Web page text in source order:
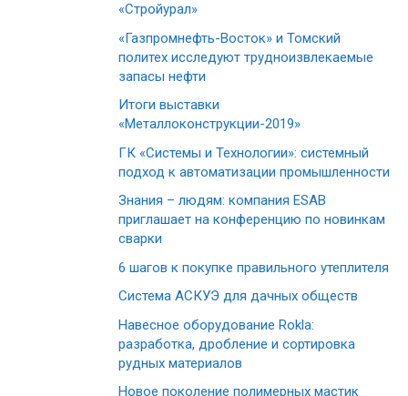
«Стройурал»
«Газпромнефть-Восток» и Томский
политех исследуют трудноизвлекаемые
запасы нефти
Итоги выставки
«Металлоконструкции-2019»
ГК «Системы и Технологии»: системный
подход к автоматизации промышленности
Знания – людям: компания ESAB
приглашает на конференцию по новинкам
сварки
6 шагов к покупке правильного утеплителя
Система АСКУЭ для дачных обществ
Навесное оборудование Rokla:
разработка, дробление и сортировка
рудных материалов
Новое поколение полимерных мастик